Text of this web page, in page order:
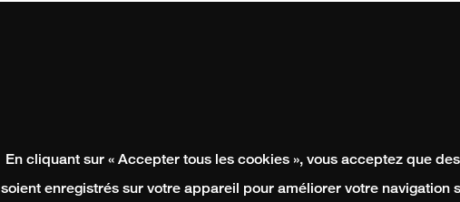
En cliquant sur « Accepter tous les cookies », vous acceptez que
soient enregistrés sur votre appareil pour améliorer votre navigation